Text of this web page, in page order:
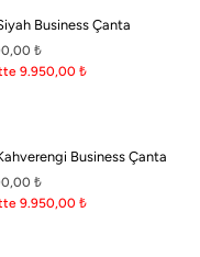
Business Çanta
₺
9.950,00 ₺
Business Çanta
₺
9.950,00 ₺
parçaları doğru seçmek, hem şehri
sağlar.